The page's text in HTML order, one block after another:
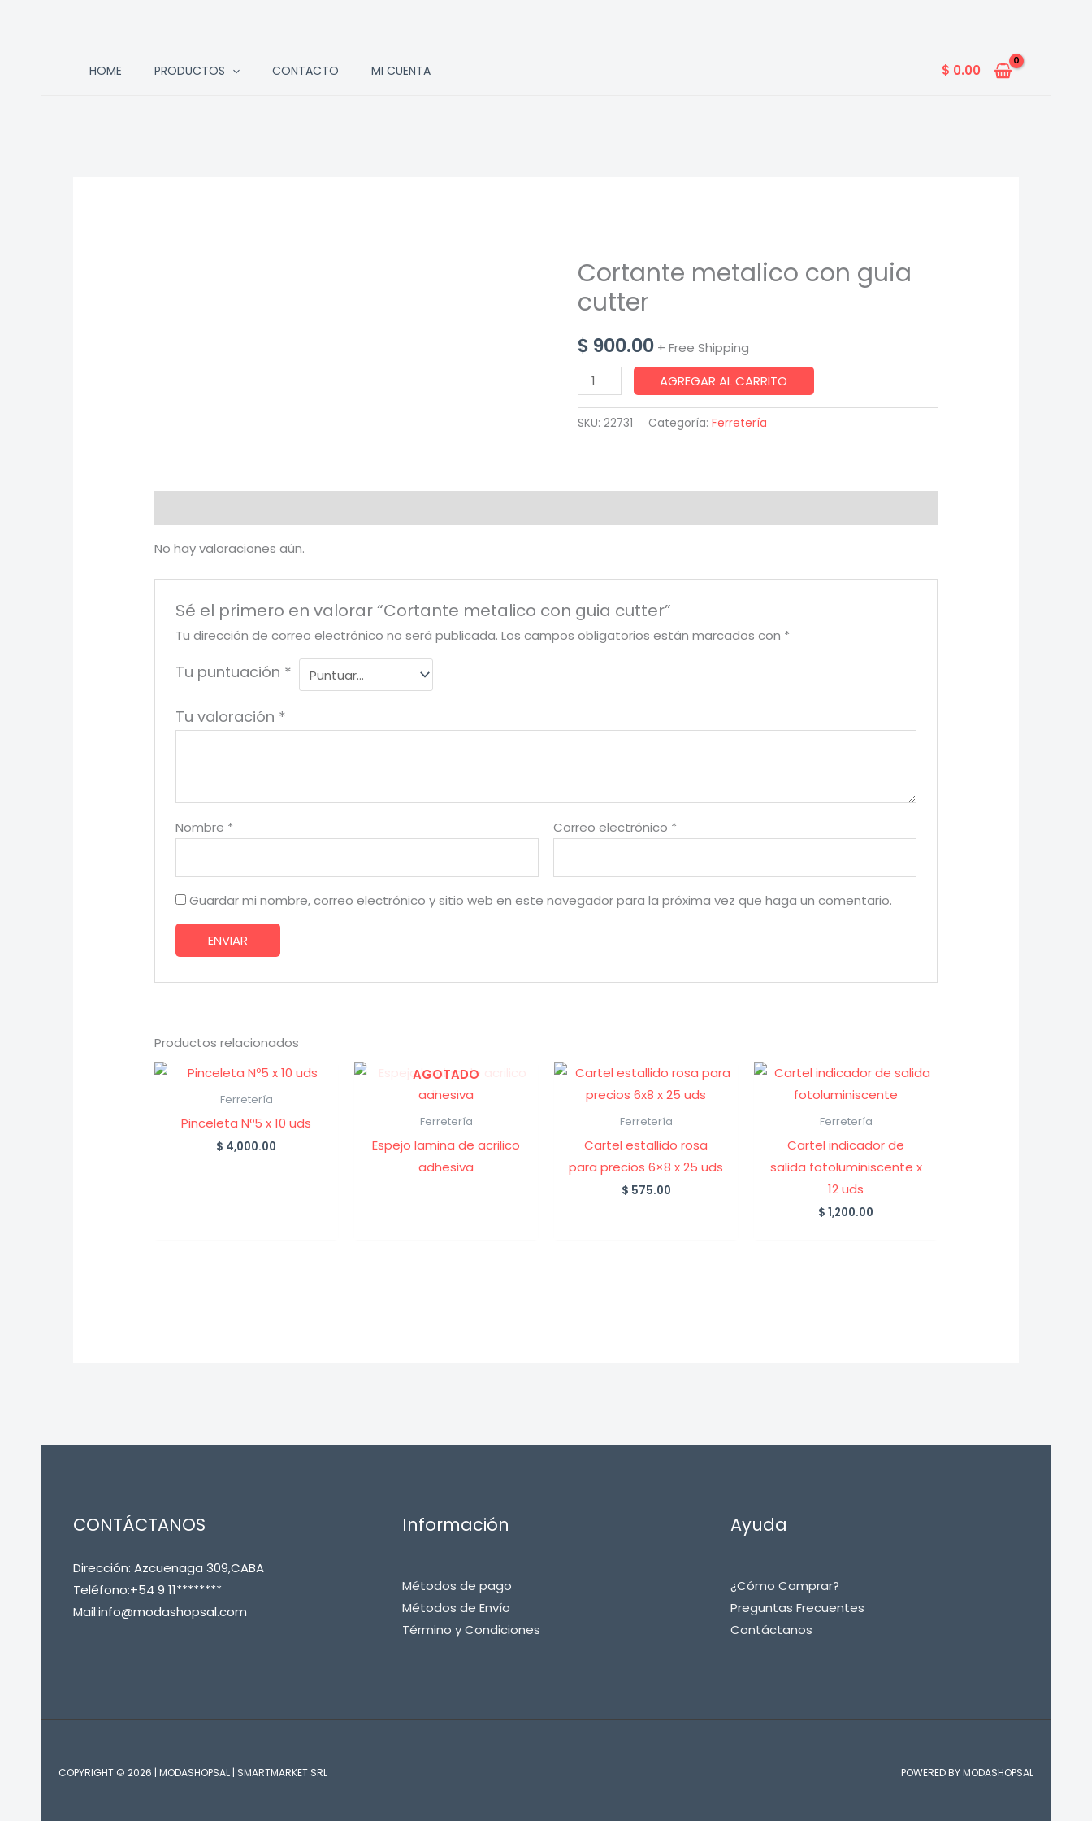
HOME PRODUCTOS CONTACTO MI CUENTA $ 0.00
Cortante metalico con guia
cutter
$ 900.00 + Free Shipping
Cortante
metalico
con
AGREGAR AL CARRITO
SKU: 22731 Categoría: Ferretería
No hay valoraciones aún.
Sé el primero en valorar “Cortante metalico con guia cutter”
Tu dirección de correo electrónico no será publicada. Los campos obligatorios están marcados con *
Tu puntuación *
Tu valoración *
Nombre * Correo electrónico *
Guardar mi nombre, correo electrónico y sitio web en este navegador para la próxima vez que haga un comentario.
Productos relacionados
Ferretería
Pinceleta Nº5 x 10 uds
$ 4,000.00
AGOTADO
Ferretería
Espejo lamina de acrilico
adhesiva
Ferretería
Cartel estallido rosa
para precios 6×8 x 25 uds
$ 575.00
Ferretería
Cartel indicador de
salida fotoluminiscente x
12 uds
$ 1,200.00
CONTÁCTANOS
Dirección: Azcuenaga 309,CABA
Teléfono:+54 9 11********
Mail:info@modashopsal.com
Información
Métodos de pago
Métodos de Envío
Término y Condiciones
Ayuda
¿Cómo Comprar?
Preguntas Frecuentes
Contáctanos
COPYRIGHT © 2026 | MODASHOPSAL | SMARTMARKET SRL POWERED BY MODASHOPSAL